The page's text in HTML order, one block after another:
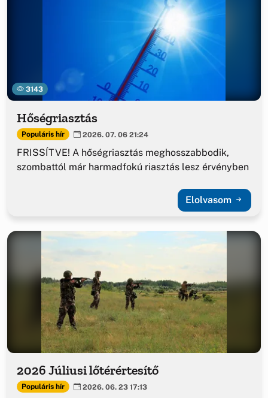
3143
Hőségriasztás
Populáris hír 2026. 07. 06 21:24
FRISSÍTVE! A hőségriasztás meghosszabbodik,
szombattól már harmadfokú riasztás lesz érvényben
Elolvasom
2026 Júliusi lőtérértesítő
Populáris hír 2026. 06. 23 17:13